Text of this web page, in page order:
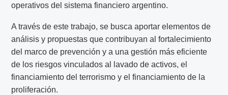
operativos del sistema financiero argentino.
A través de este trabajo, se busca aportar elementos de
análisis y propuestas que contribuyan al fortalecimiento
del marco de prevención y a una gestión más eficiente
de los riesgos vinculados al lavado de activos, el
financiamiento del terrorismo y el financiamiento de la
proliferación.